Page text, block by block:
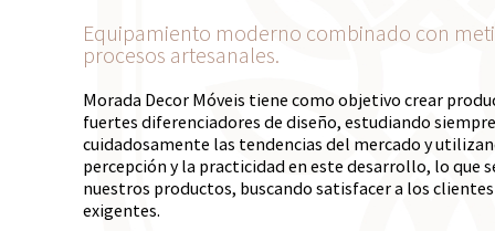
Equipamiento moderno combinado con
procesos artesanales.
Morada Decor Móveis tiene como objetivo crear
fuertes diferenciadores de diseño, estudiando siempre
cuidadosamente las tendencias del mercado y
percepción y la practicidad en este desarrollo, lo que
nuestros productos, buscando satisfacer a los
exigentes.